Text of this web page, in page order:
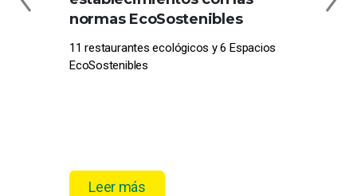
normas EcoSostenibles
11 restaurantes ecológicos y 6 Espacios
EcoSostenibles
Leer más